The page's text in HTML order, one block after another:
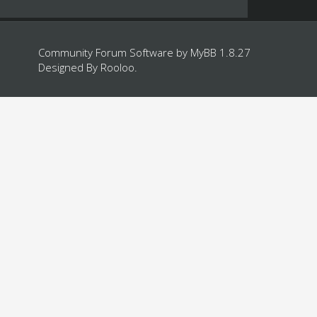
Community Forum Software by MyBB 1.8.27
Designed By Rooloo.